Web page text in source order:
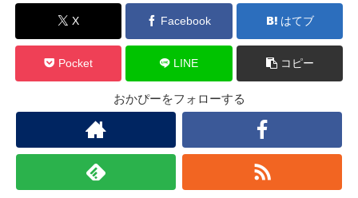
X Facebook はてブ
Pocket LINE コピー
おかぴーをフォローする